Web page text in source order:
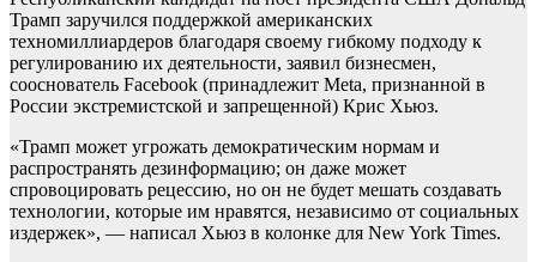
Трамп заручился поддержкой американских
техномиллиардеров благодаря своему гибкому подходу к
регулированию их деятельности, заявил бизнесмен,
сооснователь Facebook (принадлежит Meta, признанной в
России экстремистской и запрещенной) Крис Хьюз.
«Трамп может угрожать демократическим нормам и
распространять дезинформацию; он даже может
спровоцировать рецессию, но он не будет мешать создавать
технологии, которые им нравятся, независимо от социальных
издержек», — написал Хьюз в колонке для New York Times.